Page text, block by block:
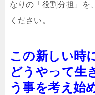
なりの「役割分担」を
ください。
この新しい時
どうやって生
う事を考え始